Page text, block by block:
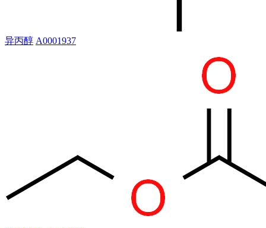
异丙醇 A0001937